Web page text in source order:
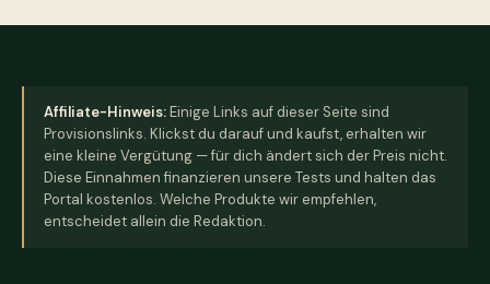
Affiliate-Hinweis:Einige Links auf dieser Seite sind
Provisionslinks. Klickst du darauf und kaufst, erhalten wir
eine kleine Vergütung — für dich ändert sich der Preis nicht.
Diese Einnahmen finanzieren unsere Tests und halten das
Portal kostenlos. Welche Produkte wir empfehlen,
entscheidet allein die Redaktion.